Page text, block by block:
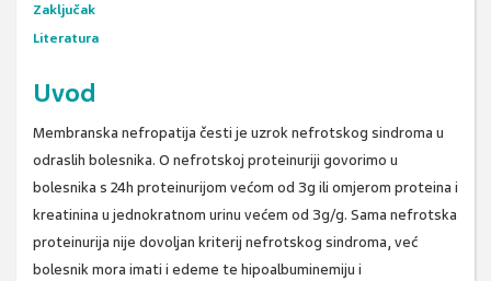
Zaključak
Literatura
Uvod
Membranska nefropatija česti je uzrok nefrotskog sindroma u
odraslih bolesnika. O nefrotskoj proteinuriji govorimo u
bolesnika s 24h proteinurijom većom od 3g ili omjerom proteina i
kreatinina u jednokratnom urinu većem od 3g/g. Sama nefrotska
proteinurija nije dovoljan kriterij nefrotskog sindroma, već
bolesnik mora imati i edeme te hipoalbuminemiju i